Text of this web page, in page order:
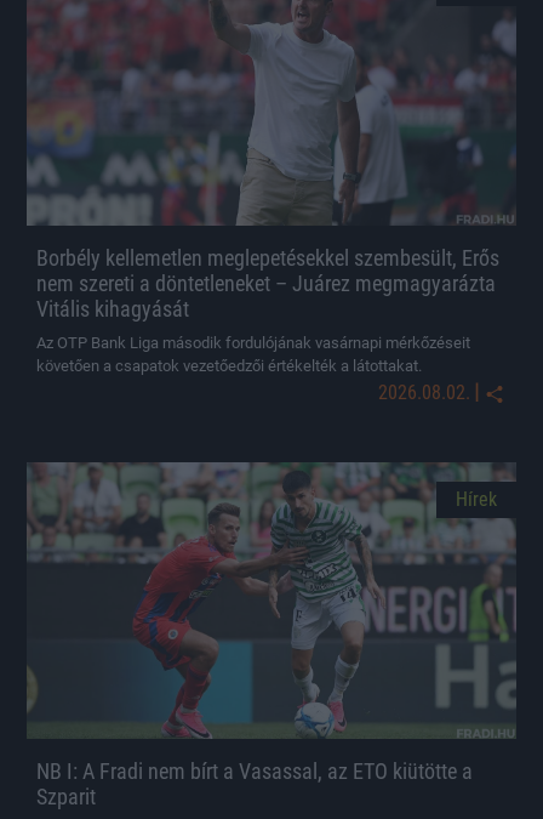
Borbély kellemetlen meglepetésekkel szembesült, Erős
nem szereti a döntetleneket – Juárez megmagyarázta
Vitális kihagyását
Az OTP Bank Liga második fordulójának vasárnapi mérkőzéseit
követően a csapatok vezetőedzői értékelték a látottakat.
2026.08.02. |
Hírek
NB I: A Fradi nem bírt a Vasassal, az ETO kiütötte a
Szparit